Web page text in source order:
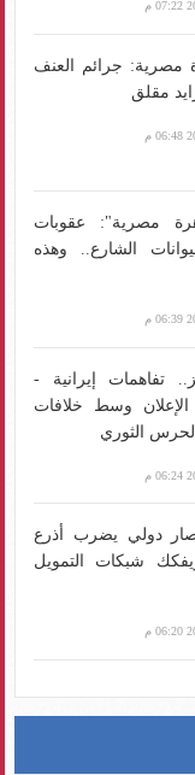
مصرية: جرائم العنف
مقلق
مصرية": عقوبات
الشارع.. وهذه
تفاهمات إيرانية -
وسط خلافات
الثوري
دولي يضرب أذرع
ويفكك شبكات التمويل